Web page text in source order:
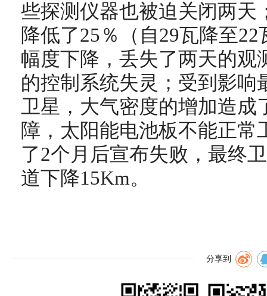
些探测仪器也被迫关闭两天
降低了25％（自29瓦降至
幅度下降，丢失了两天的观
的控制系统失灵；受到影响
卫星，大气密度的增加造成
障，太阳能电池板不能正
了2个月后宣布失败，最终
道下降15Km。
分享到